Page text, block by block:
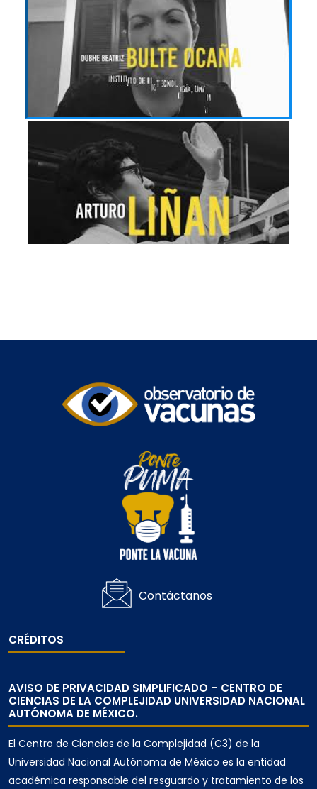
Contáctanos
CRÉDITOS
AVISO DE PRIVACIDAD SIMPLIFICADO – CENTRO DE
CIENCIAS DE LA COMPLEJIDAD UNIVERSIDAD NACIONAL
AUTÓNOMA DE MÉXICO.
El Centro de Ciencias de la Complejidad (C3) de la
Universidad Nacional Autónoma de México es la entidad
académica responsable del resguardo y tratamiento de los